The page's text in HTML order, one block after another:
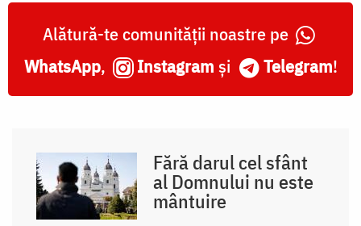
Alătură-te comunității noastre pe
WhatsApp, Instagram și Telegram!
Fără darul cel sfânt
al Domnului nu este
mântuire